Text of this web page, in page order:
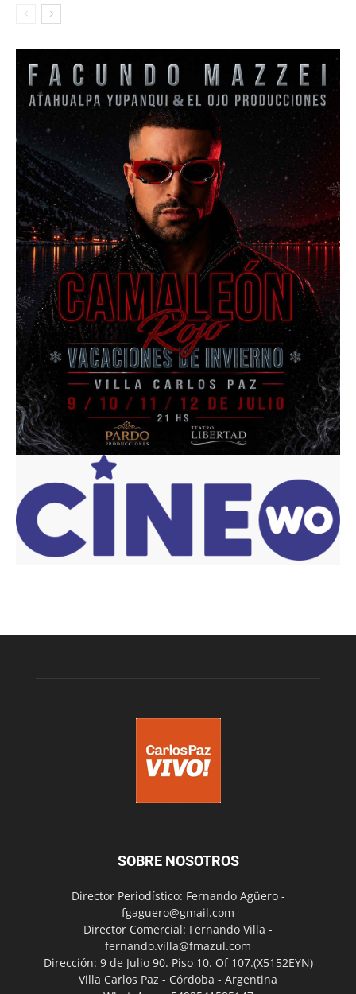
SOBRE NOSOTROS
Director Periodístico: Fernando Agüero -
fgaguero@gmail.com
Director Comercial: Fernando Villa -
fernando.villa@fmazul.com
Dirección: 9 de Julio 90. Piso 10. Of 107.(X5152EYN)
Villa Carlos Paz - Córdoba - Argentina